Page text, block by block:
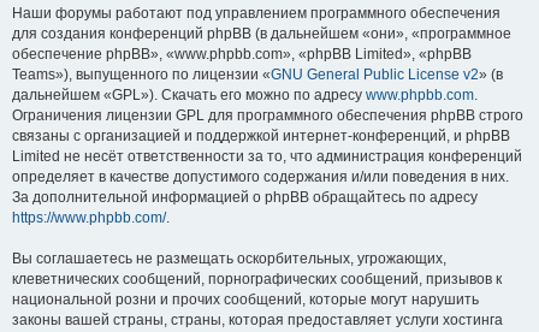
Наши форумы работают под управлением программного обеспечения
для создания конференций phpBB (в дальнейшем «они», «программное
обеспечение phpBB», «www.phpbb.com», «phpBB Limited», «phpBB
Teams»), выпущенного по лицензии «GNU General Public License v2» (в
дальнейшем «GPL»). Скачать его можно по адресу www.phpbb.com
Ограничения лицензии GPL для программного обеспечения phpBB строго
связаны с организацией и поддержкой интернет-конференций, и phpBB
Limited не несёт ответственности за то, что администрация конференций
определяет в качестве допустимого содержания и/или поведения в них.
За дополнительной информацией о phpBB обращайтесь по адресу
https://www.phpbb.com/.
Вы соглашаетесь не размещать оскорбительных, угрожающих,
клеветнических сообщений, порнографических сообщений, призывов к
национальной розни и прочих сообщений, которые могут нарушить
законы вашей страны, страны, которая предоставляет услуги хостинга